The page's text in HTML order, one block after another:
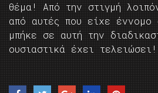
θέμα! Από την στιγμή
από αυτές που είχε έννομο
μπήκε σε αυτή την
ουσιαστικά έχει τελειώσει!